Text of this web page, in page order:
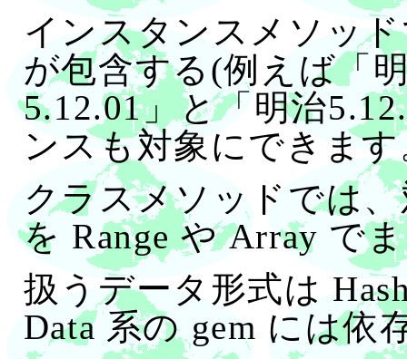
インスタンスメソッ
が包含する(例えば「
5.12.01」と「明治
ンスも対象にできま
クラスメソッドでは
を Range や Array で
扱うデータ形式は
Data 系の gem には依